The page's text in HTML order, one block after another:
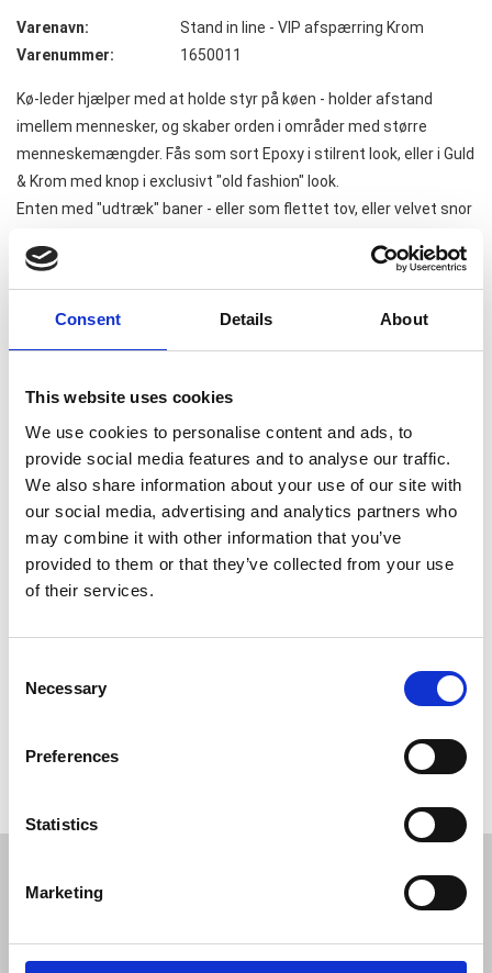
Consent Details About
This website uses cookies
We use cookies to personalise content and ads, to
provide social media features and to analyse our traffic.
We also share information about your use of our site with
our social media, advertising and analytics partners who
may combine it with other information that you’ve
provided to them or that they’ve collected from your use
of their services.
Selection
Necessary
Preferences
Statistics
Marketing
Varenavn:
Stand in line - VIP afspærring Krom
Varenummer:
1650011
Kø-leder hjælper med at holde styr på køen - holder afstand
imellem mennesker, og skaber orden i områder med større
menneskemængder. Fås som sort Epoxy i stilrent look, eller i Guld
& Krom med knop i exclusivt "old fashion" look.
Enten med "udtræk" baner - eller som flettet tov, eller velvet snor
Kombineres evt. med væg beslag - eller som Løst stående.
Pris pr stk v. 1 1.125,00 DKK(eks. moms)
Pris pr stk v.
4 stk. 1.095,00DKK(eks. moms)
Super kvalitet´s udendørs Krom / Metal med Sort Selebånd 210
cm.
Hvis du har nogle spørgsmål er du velkommen til at kontakte os.
Tlf. 39 18 19 17